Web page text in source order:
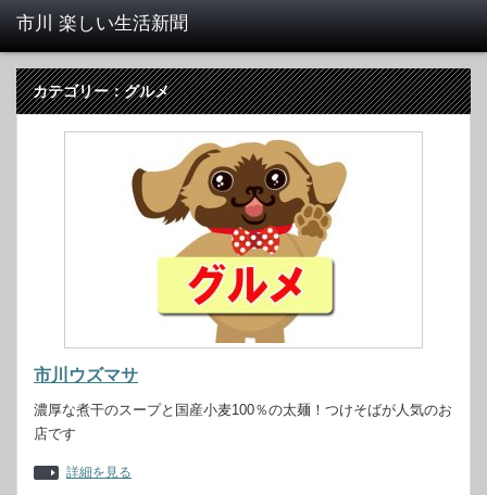
カテゴリー：グルメ
市川ウズマサ
濃厚な煮干のスープと国産小麦100％の太麺！つけそばが人気のお
店です
詳細を見る